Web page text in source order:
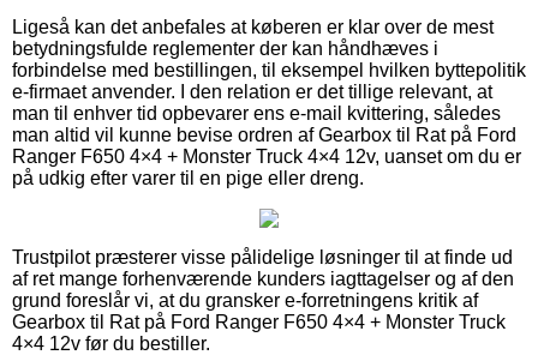
Ligeså kan det anbefales at køberen er klar over de mest
betydningsfulde reglementer der kan håndhæves i
forbindelse med bestillingen, til eksempel hvilken byttepolitik
e-firmaet anvender. I den relation er det tillige relevant, at
man til enhver tid opbevarer ens e-mail kvittering, således
man altid vil kunne bevise ordren af Gearbox til Rat på Ford
Ranger F650 4×4 + Monster Truck 4×4 12v, uanset om du er
på udkig efter varer til en pige eller dreng.
Trustpilot præsterer visse pålidelige løsninger til at finde ud
af ret mange forhenværende kunders iagttagelser og af den
grund foreslår vi, at du gransker e-forretningens kritik af
Gearbox til Rat på Ford Ranger F650 4×4 + Monster Truck
4×4 12v før du bestiller.